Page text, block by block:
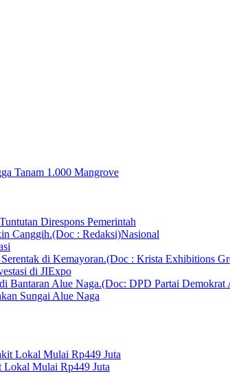
Tanam 1.000 Mangrove
Direspons Pemerintah
Nasional
di JIExpo
Sungai Alue Naga
Mulai Rp449 Juta